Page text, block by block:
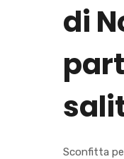
di
Sconfitta